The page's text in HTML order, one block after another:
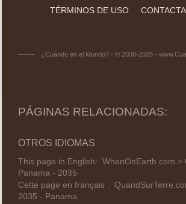
TÉRMINOS DE USO
¿Cuándo en el Mundo? - © 2008-2026 -
PÁGINAS RELACIONADAS:
OTROS IDIOMAS
This page in English: WhenOnEarth.com >
Panama - 2035
Cette page en français :
2035 - Panama